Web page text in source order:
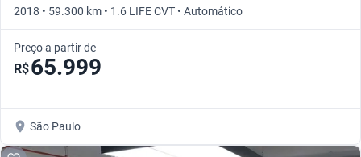
2018 • 59.300 km • 1.6 LIFE CVT • Automático
Preço a partir de
R$65.999
São Paulo